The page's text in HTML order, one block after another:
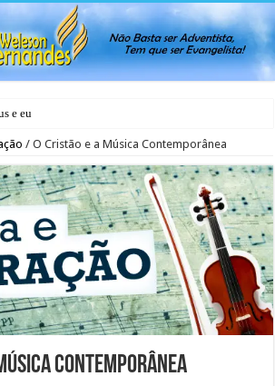
e eu
/ O Cristão e a Música Contemporânea
Contemporânea